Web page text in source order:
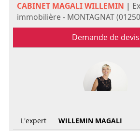
CABINET MAGALI WILLEMIN |
immobilière - MONTAGNAT
Demande de devis
L'expert
WILLEMIN MAGALI